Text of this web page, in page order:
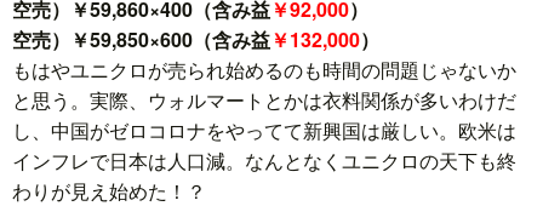
空売）￥59,860×400（含み益￥92,000）
空売）￥59,850×600（含み益￥132,000）
もはやユニクロが売られ始めるのも時間の問題じゃないか
と思う。実際、ウォルマートとかは衣料関係が多いわけだ
し、中国がゼロコロナをやってて新興国は厳しい。欧米は
インフレで日本は人口減。なんとなくユニクロの天下も終
わりが見え始めた！？